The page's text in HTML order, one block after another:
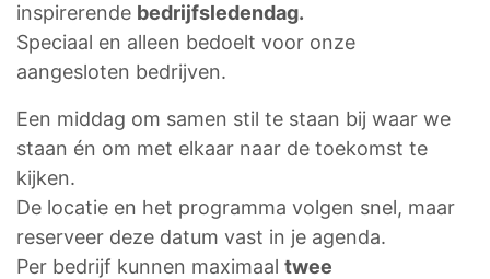
inspirerende bedrijfsledendag.
Speciaal en alleen bedoelt voor onze
aangesloten bedrijven.
Een middag om samen stil te staan bij waar we
staan én om met elkaar naar de toekomst te
kijken.
De locatie en het programma volgen snel, maar
reserveer deze datum vast in je agenda.
Per bedrijf kunnen maximaal twee